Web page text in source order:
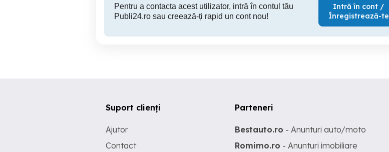
Pentru a contacta acest utilizator, intră în contul tău
Publi24.ro sau creează-ți rapid un cont nou!
Intră în cont /
Înregistrează-te
Suport clienți
Ajutor
Contact
Parteneri
Bestauto.ro - Anunturi auto/moto
Romimo.ro - Anunturi imobiliare